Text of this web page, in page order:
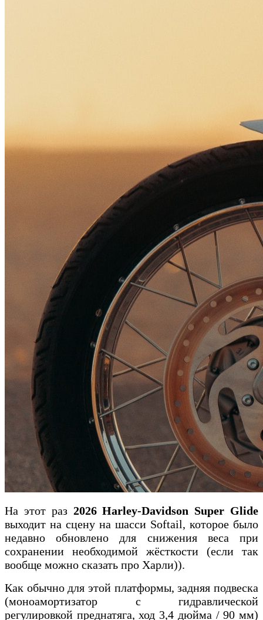
На этот раз 2026 Harley-Davidson Super Glide
выходит на сцену на шасси Softail, которое было
недавно обновлено для снижения веса при
сохранении необходимой жёсткости (если так
вообще можно сказать про Харли)).
Как обычно для этой платформы, задняя подвеска
(моноамортизатор с гидравлической
регулировкой преднатяга, ход 3,4 дюйма / 90 мм)